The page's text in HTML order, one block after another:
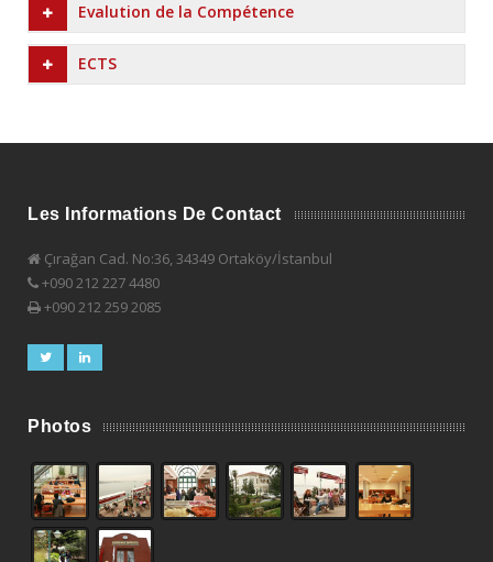
Evalution de la Compétence
ECTS
Les Informations De Contact
Çırağan Cad. No:36, 34349 Ortaköy/İstanbul
+090 212 227 4480
+090 212 259 2085
Photos